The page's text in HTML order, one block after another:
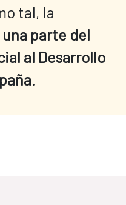
tal, la
parte del
al Desarrollo
.